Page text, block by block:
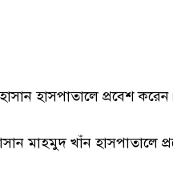
হাসপাতালে প্রবেশ
মাহমুদ খাঁন হাসপাতালে